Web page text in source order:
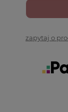
zapytaj o